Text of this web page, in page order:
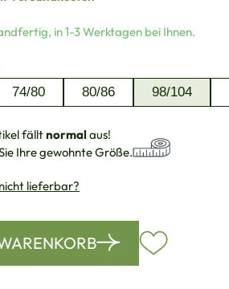
in 1-3 Werktagen bei Ihnen.
74/80 80/86 98/104
fälltnormalaus!
Ihre gewohnte Größe.
lieferbar?